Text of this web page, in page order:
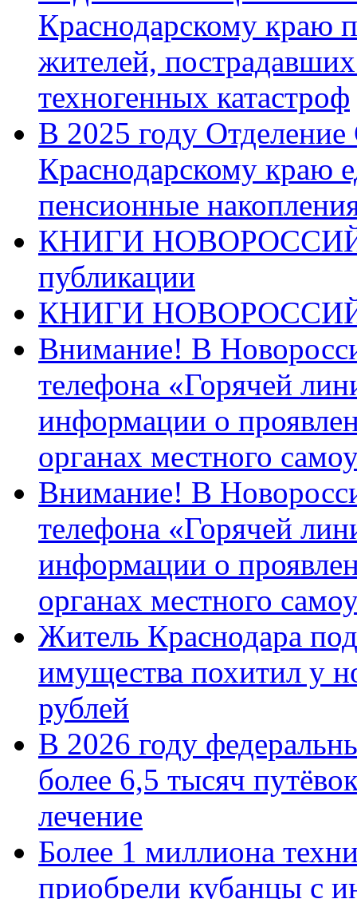
Краснодарскому краю
жителей,
техногенных катастроф
В 2025 году
Краснодарскому краю
пенсионные
КНИГИ
публикации
КНИГИ
Внимание! В
телефона «Горячей
информации о
органах местного
Внимание! В
телефона «Горячей
информации о
органах местного
Житель Краснодара
имущества похитил у
рублей
В 2026 году
более 6,5 тысяч
лечение
Более 1 миллиона
приобрели кубанцы с